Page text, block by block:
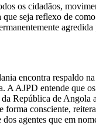
os cidadãos,
que seja reflexo de
agredida
encontra respaldo
A AJPD entende que
República de Angola
forma consciente,
agentes que em